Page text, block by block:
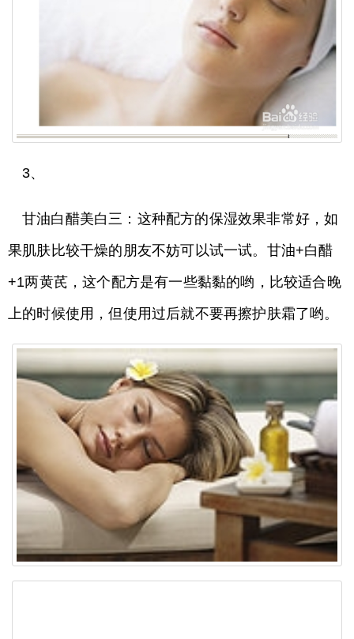
3、
甘油白醋美白三：这种配方的保湿效果非常好，如
果肌肤比较干燥的朋友不妨可以试一试。甘油+白醋
+1两黄芪，这个配方是有一些黏黏的哟，比较适合晚
上的时候使用，但使用过后就不要再擦护肤霜了哟。